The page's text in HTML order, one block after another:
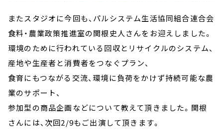
またスタジオに今回も、パルシステム生活協同組合連合会
食料・農業政策推進室の関根史人さんをお迎えしました。
環境のために行われている回収とリサイクルのシステム、
産地や生産者と消費者をつなぐプラン、
食育にもつながる交流、環境に負荷をかけず持続可能な農
業のサポート、
参加型の商品企画などについて教えて頂きました。関根
さんには、次回2/9もご出演して頂きます。